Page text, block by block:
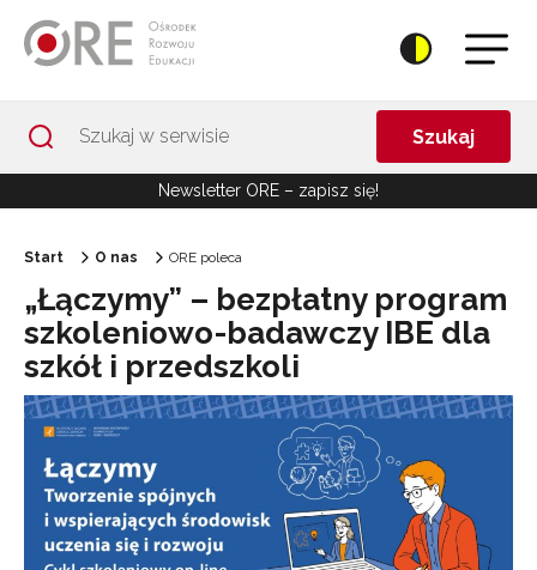
Szukaj
Newsletter ORE – zapisz się!
Start O nas ORE poleca
„Łączymy” – bezpłatny program
szkoleniowo-badawczy IBE dla
szkół i przedszkoli